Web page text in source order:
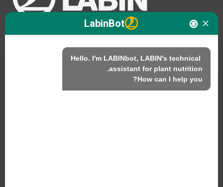
نحن
المنتجات
LabinBot
Hello. I'm LABINbot, LABIN's technical
How can I help you?